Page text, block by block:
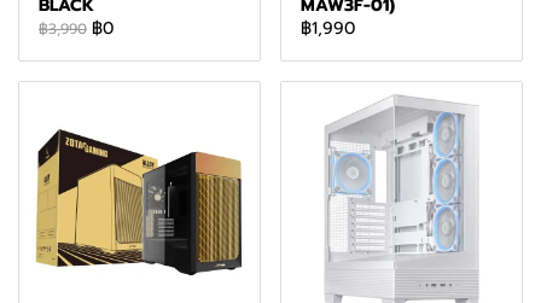
BLACK
฿3,990 ฿0
MAW3F-01)
฿1,990